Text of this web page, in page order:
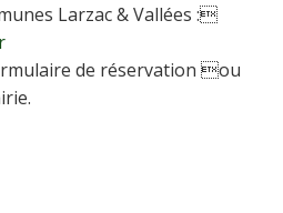
Larzac & Vallées :
de réservation ou